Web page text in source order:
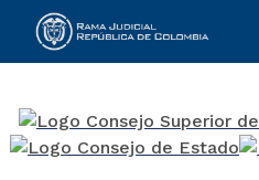
Rama Judicial